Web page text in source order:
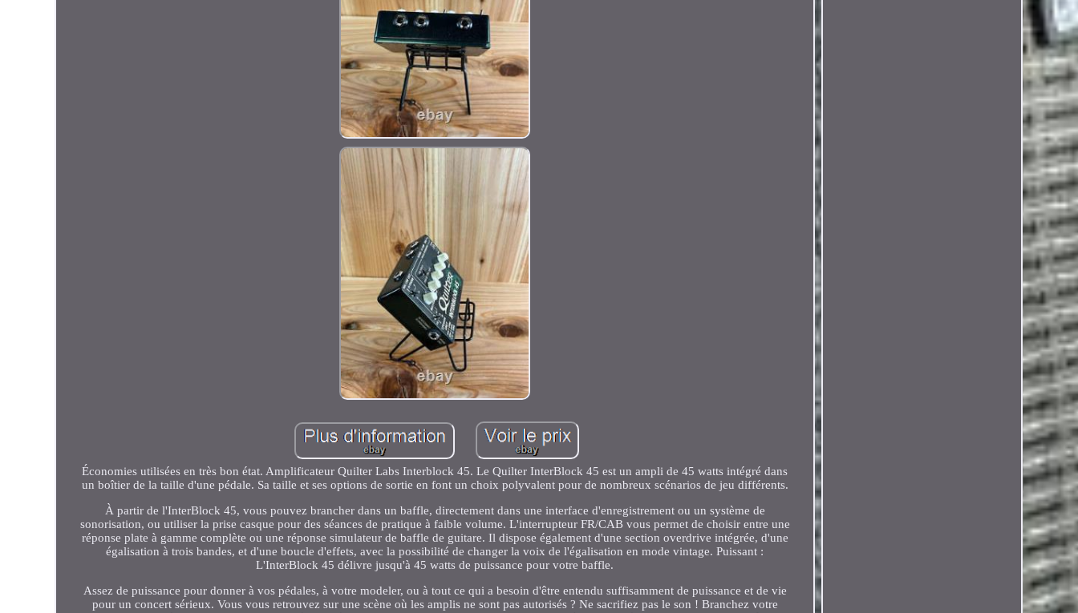
Économies utilisées en très bon état. Amplificateur Quilter Labs Interblock 45. Le Quilter InterBlock 45 est un ampli de 45 watts intégré dans
un boîtier de la taille d'une pédale. Sa taille et ses options de sortie en font un choix polyvalent pour de nombreux scénarios de jeu différents.
À partir de l'InterBlock 45, vous pouvez brancher dans un baffle, directement dans une interface d'enregistrement ou un système de
sonorisation, ou utiliser la prise casque pour des séances de pratique à faible volume. L'interrupteur FR/CAB vous permet de choisir entre une
réponse plate à gamme complète ou une réponse simulateur de baffle de guitare. Il dispose également d'une section overdrive intégrée, d'une
égalisation à trois bandes, et d'une boucle d'effets, avec la possibilité de changer la voix de l'égalisation en mode vintage. Puissant :
L'InterBlock 45 délivre jusqu'à 45 watts de puissance pour votre baffle.
Assez de puissance pour donner à vos pédales, à votre modeler, ou à tout ce qui a besoin d'être entendu suffisamment de puissance et de vie
pour un concert sérieux. Vous vous retrouvez sur une scène où les amplis ne sont pas autorisés ? Ne sacrifiez pas le son ! Branchez votre